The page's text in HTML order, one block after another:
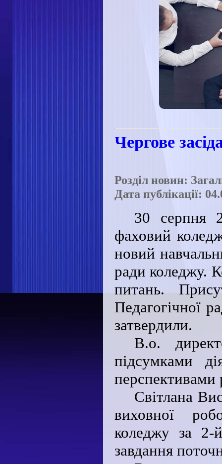
Чергове
Розділ новин:
Дата публікації:
30 серпня
фаховий
новий
ради коледжу.
питань.
Педагогічної
затвердили.
В.о.
підсумками
перспективами
Світлана
виховної
коледжу за 2-
завдання